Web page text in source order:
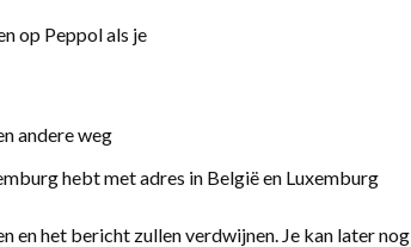
op Peppol als je
andere weg
hebt met adres in België en Luxemburg
en het bericht zullen verdwijnen. Je kan later nog